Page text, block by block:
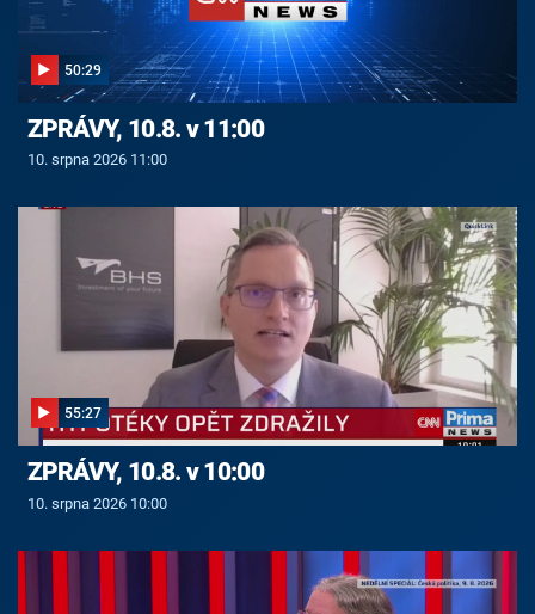
50:29
ZPRÁVY, 10.8. v 11:00
10. srpna 2026 11:00
55:27
ZPRÁVY, 10.8. v 10:00
10. srpna 2026 10:00